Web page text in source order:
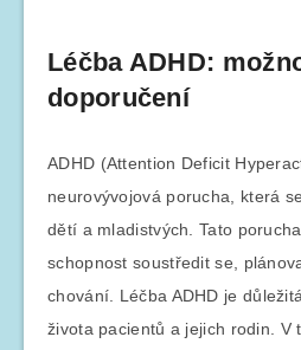
Léčba ADHD:
doporučení
ADHD (Attention Deficit
neurovývojová porucha, která
dětí a mladistvých. Tato
schopnost soustředit se,
chování. Léčba ADHD je
života pacientů a jejich rodin. V